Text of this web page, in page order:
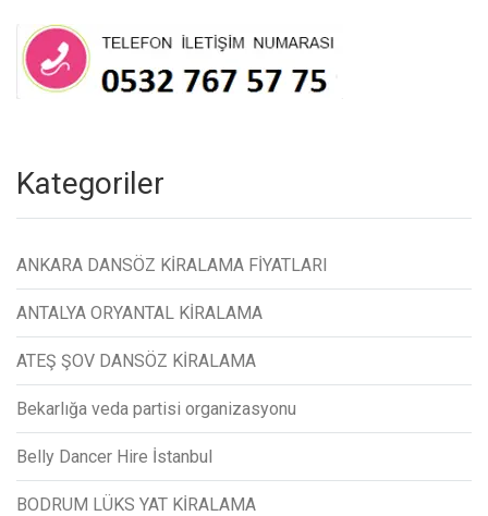
Kategoriler
ANKARA DANSÖZ KİRALAMA FİYATLARI
ANTALYA ORYANTAL KİRALAMA
ATEŞ ŞOV DANSÖZ KİRALAMA
Bekarlığa veda partisi organizasyonu
Belly Dancer Hire İstanbul
BODRUM LÜKS YAT KİRALAMA